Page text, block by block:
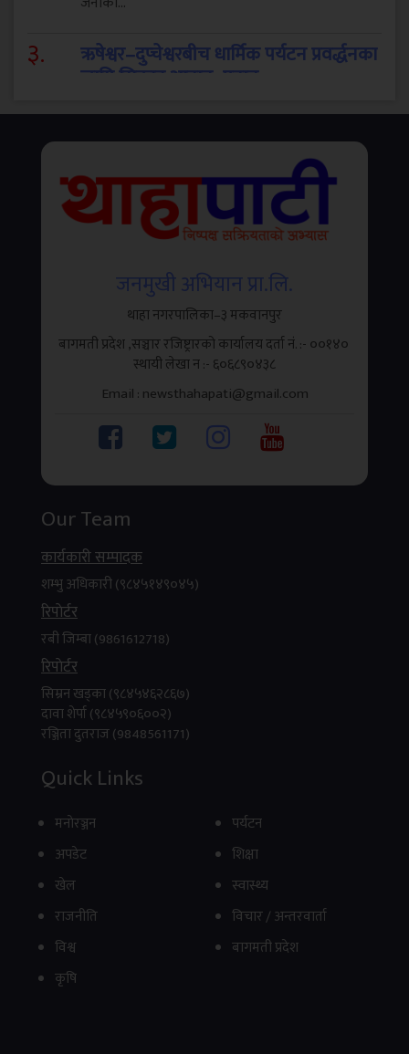
३. ऋषेश्वर–दुप्चेश्वरबीच धार्मिक पर्यटन प्रवर्द्धनका
लागि सिकाइ आदान–प्रदान
प्रशिद्ध ऋषेश्वर/छ्युमिग झ्याङछुप क्षेत्र विकास समिति, थाहा
नगरपालिका र नुवाकोट स्थित दुप्चेश्वर क्षेत्र विकास...
फिरिरी सुपर एप सार्वजनिक, मोबिलिटीदेखि
व्यापार, रियल स्टेट, रोजगारी, OTT र
शिक्षासम्म सबै सेवा एउटै प्लेटफर्ममा
काठमाडौँ । नेपालमै विकसित मल्टि–सर्भिस सुपर एप
‘फिरिरी’ ले आफ्नो सेवा औपचारिक रूपमा सुरु गरेको छ ।
जनमुखी अभियान प्रा.लि.
थाहा नगरपालिका–३ मकवानपुर
बागमती प्रदेश ,सञ्चार रजिष्ट्रारको कार्यालय दर्ता नं. :- ००१४०
स्थायी लेखा न‌‍ :- ६०६८९०४३८
Email : newsthahapati@gmail.com
Our Team
कार्यकारी सम्पादक
शम्भु अधिकारी (९८४५१४९०४५)
रिपाेर्टर
रबी जिम्बा (9861612718)
रिपाेर्टर
सिम्रन खड्का (९८४५४६२८६७)
दावा शेर्पा (९८४५९०६००२)
रञ्जिता दुतराज (9848561171)
Quick Links
मनाेरञ्जन
अपडेट
खेल
राजनीति
विश्व
कृषि
पर्यटन
शिक्षा
स्वास्थ्य
विचार / अन्तरवार्ता
बागमती प्रदेश